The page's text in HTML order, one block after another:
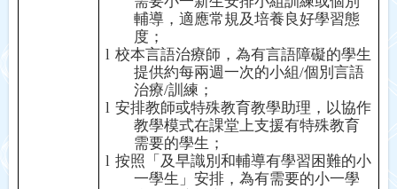
輔導，適應常規及培養良好學習態
度；
l 校本言語治療師 ，為有言語障礙的學生
提供約每兩週一次的小組/個別言語
治療/訓練；
l 安排教師或特殊教育教學助理 ， 以協作
教學模式在課堂上支援有特殊教育
需要的學生；
l 按照「及早識別和輔導有學習困難的小
一學生」安排，為有需要的小一學